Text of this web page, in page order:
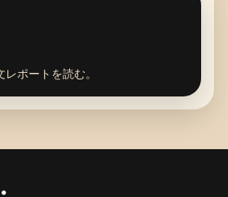
ポートを読む。